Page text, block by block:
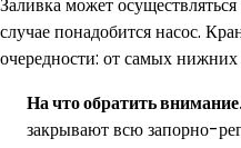
Заливка может
случае понадобится насос.
очередности: от самых
На что обратить
закрывают всю запорно-